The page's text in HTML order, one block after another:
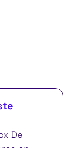
De